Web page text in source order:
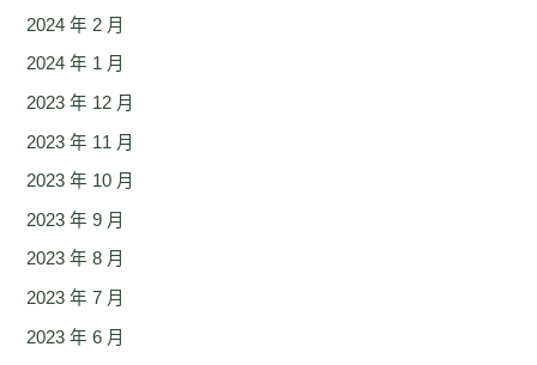
2024 年 2 月
2024 年 1 月
2023 年 12 月
2023 年 11 月
2023 年 10 月
2023 年 9 月
2023 年 8 月
2023 年 7 月
2023 年 6 月